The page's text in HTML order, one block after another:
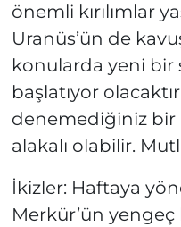
önemli kırılımlar
Uranüs’ün de
konularda yeni bir
başlatıyor
denemediğiniz bir
alakalı olabilir.
İkizler: Haftaya
Merkür’ün